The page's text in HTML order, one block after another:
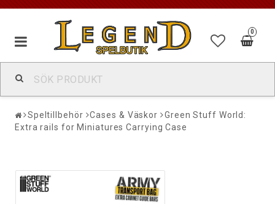
0
Speltillbehör Cases & Väskor
Green Stuff World:
Extra rails for Miniatures Carrying Case